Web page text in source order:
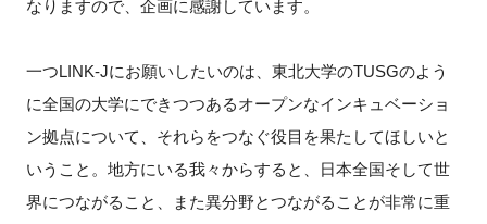
なりますので、企画に感謝しています。
一つLINK-Jにお願いしたいのは、東北大学のTUSGのよう
に全国の大学にできつつあるオープンなインキュベーショ
ン拠点について、それらをつなぐ役目を果たしてほしいと
いうこと。地方にいる我々からすると、日本全国そして世
界につながること、また異分野とつながることが非常に重